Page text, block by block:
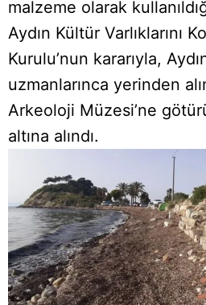
malzeme olarak
Aydın Kültür Varlıklarını
Kurulu’nun kararıyla,
uzmanlarınca yerinden
Arkeoloji Müzesi’ne
altına alındı.